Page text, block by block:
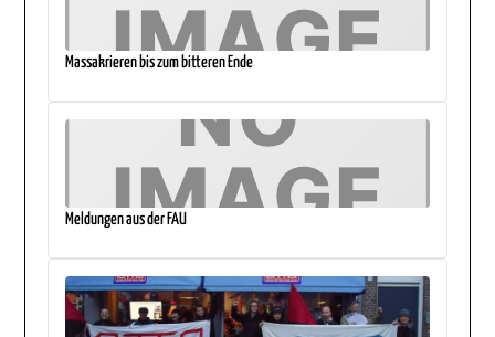
Massakrieren bis zum bitteren Ende
Meldungen aus der FAU